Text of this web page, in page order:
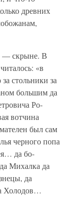
древних
— скрыне. В
«в
стольники за
большим да
Ро-
вотчина
был сам
черного попа
да бо-
Михалка да
да
Холодов…